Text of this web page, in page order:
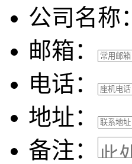
公司名称：
邮箱：
电话：
地址：
备注：